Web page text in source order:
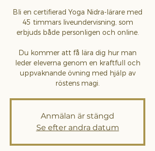
Bli en certifierad Yoga Nidra-lärare med
45 timmars liveundervisning, som
erbjuds både personligen och online.
Du kommer att få lära dig hur man
leder eleverna genom en kraftfull och
uppvaknande övning med hjälp av
röstens magi.
Anmälan är stängd
Se efter andra datum